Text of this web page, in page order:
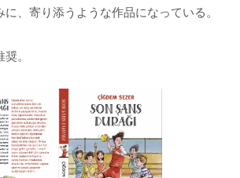
、寄り添うような作品になっている。
。